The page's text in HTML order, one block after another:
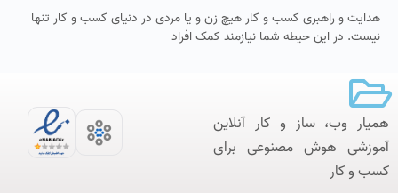
هدايت و راهبرى کسب و کار هيچ زن و يا مردى در دنياى کسب و کار تنها
نيست. در اين حيطه شما نيازمند کمک افراد
همیار وب، ساز و کار آنلاین‌
آموزشی هوش مصنوعی برای
کسب و کار